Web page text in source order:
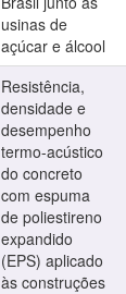
usinas de
açúcar e álcool
Resistência,
densidade e
desempenho
termo-acústico
do concreto
com espuma
de poliestireno
expandido
(EPS) aplicado
às construções